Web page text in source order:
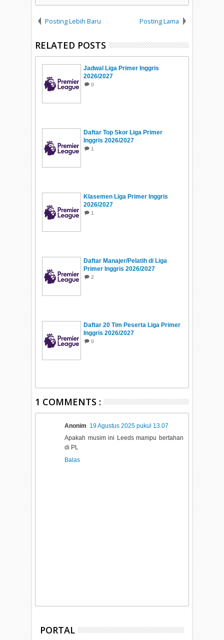
Posting Lebih Baru Posting Lama
RELATED POSTS
Jadwal Liga Primer Inggris
2026/2027
0
Daftar Top Skor Liga Primer
Inggris 2026/2027
1
Klasemen Liga Primer Inggris
2026/2027
1
Daftar Manajer/Pelatih di Liga
Primer Inggris 2026/2027
2
Daftar 20 Tim Peserta Liga Primer
Inggris 2026/2027
0
1 COMMENTS :
Anonim 19 Agustus 2025 pukul 13.07
Apakah musim ini Leeds mampu bertahan
di PL
Balas
PORTAL